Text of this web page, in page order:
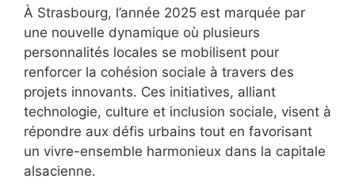
À Strasbourg, l’année 2025 est marquée par
une nouvelle dynamique où plusieurs
personnalités locales se mobilisent pour
renforcer la cohésion sociale à travers des
projets innovants. Ces initiatives, alliant
technologie, culture et inclusion sociale, visent à
répondre aux défis urbains tout en favorisant
un vivre-ensemble harmonieux dans la capitale
alsacienne.